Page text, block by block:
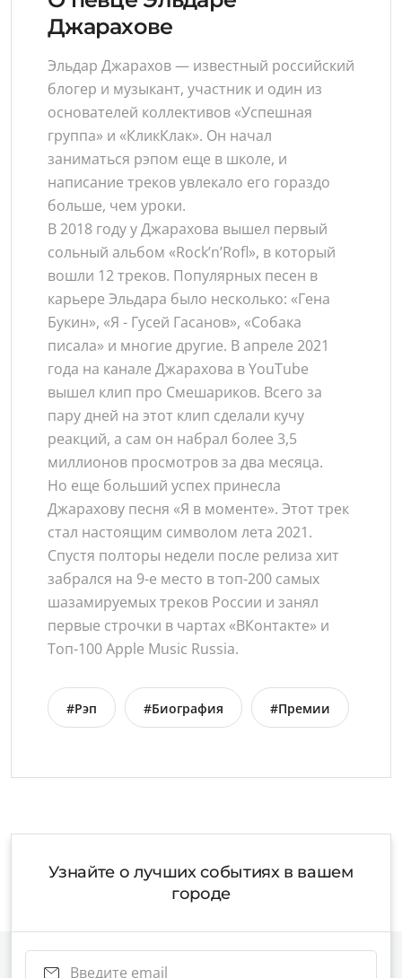
Джарахове
Эльдар Джарахов — известный российский
блогер и музыкант, участник и один из
основателей коллективов «Успешная
группа» и «КликКлак». Он начал
заниматься рэпом еще в школе, и
написание треков увлекало его гораздо
больше, чем уроки.
В 2018 году у Джарахова вышел первый
сольный альбом «Rock’n’Rofl», в который
вошли 12 треков. Популярных песен в
карьере Эльдара было несколько: «Гена
Букин», «Я - Гусей Гасанов», «Собака
писала» и многие другие. В апреле 2021
года на канале Джарахова в YouTube
вышел клип про Смешариков. Всего за
пару дней на этот клип сделали кучу
реакций, а сам он набрал более 3,5
миллионов просмотров за два месяца.
Но еще больший успех принесла
Джарахову песня «Я в моменте». Этот трек
стал настоящим символом лета 2021.
Спустя полторы недели после релиза хит
забрался на 9-е место в топ-200 самых
шазамируемых треков России и занял
первые строчки в чартах «ВКонтакте» и
Топ-100 Apple Music Russia.
#Рэп #Биография #Премии
Узнайте о лучших событиях в вашем
городе